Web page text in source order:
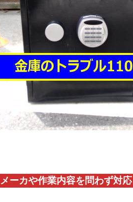
メーカや作業内容を問わず対